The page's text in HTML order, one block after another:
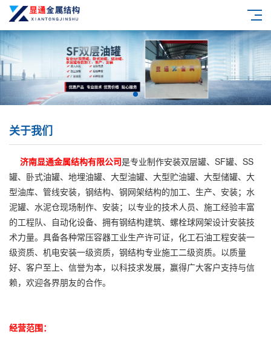
关于我们
济南显通金属结构有限公司是专业制作安装双层罐、SF罐、SS
罐、卧式油罐、地埋油罐、大型油罐、大型贮油罐、大型储罐、大
型油库、管线安装，钢结构、钢网架结构的加工、生产、安装；水
泥罐、水泥仓现场制作、安装；以专业的技术人员、施工经验丰富
的工程队、自动化设备、拥有钢结构建筑、螺栓球网架设计安装技
术力量。具备各种常压容器工业生产许可证，化工石油工程安装一
级资质、机电安装一级资质，钢结构专业施工二级资质。以质量
好、客户至上、信誉为本，以科技求发展，赢得广大客户支持与信
赖，欢迎各界朋友的合作。
经营范围：